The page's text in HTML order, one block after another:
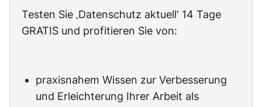
Testen Sie ‚Datenschutz aktuell‘ 14 Tage
GRATIS und profitieren Sie von:
praxisnahem Wissen zur Verbesserung
und Erleichterung Ihrer Arbeit als